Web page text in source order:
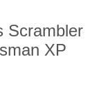
Scrambler
XP